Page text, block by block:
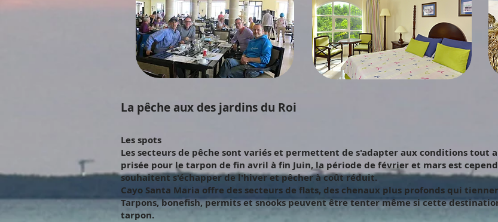
La pêche aux des jardins du Roi
Les spots
Les secteurs de pêche sont variés et permettent de s'adapter aux conditions tout
prisée pour le tarpon de fin avril à fin Juin, la période de février et mars est
souhaitent s'échapper de l'hiver et pêcher à coût réduit.
Cayo Santa Maria offre des secteurs de flats, des chenaux plus profonds qui
Tarpons, bonefish, permits et snooks peuvent être tenter même si cette
tarpon.